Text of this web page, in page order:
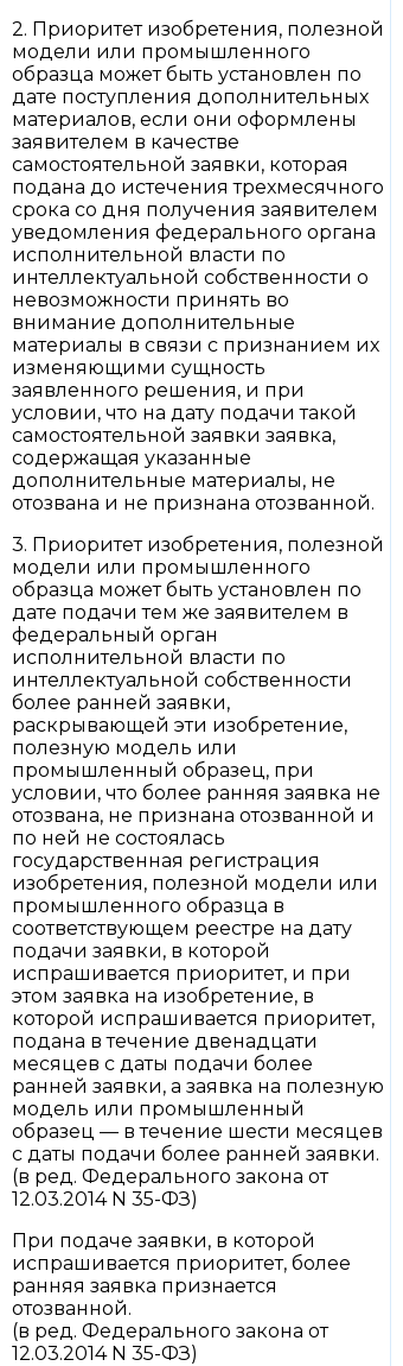
2. Приоритет изобретения, полезной
модели или промышленного
образца может быть установлен по
дате поступления дополнительных
материалов, если они оформлены
заявителем в качестве
самостоятельной заявки, которая
подана до истечения трехмесячного
срока со дня получения заявителем
уведомления федерального органа
исполнительной власти по
интеллектуальной собственности о
невозможности принять во
внимание дополнительные
материалы в связи с признанием их
изменяющими сущность
заявленного решения, и при
условии, что на дату подачи такой
самостоятельной заявки заявка,
содержащая указанные
дополнительные материалы, не
отозвана и не признана отозванной.
3. Приоритет изобретения, полезной
модели или промышленного
образца может быть установлен по
дате подачи тем же заявителем в
федеральный орган
исполнительной власти по
интеллектуальной собственности
более ранней заявки,
раскрывающей эти изобретение,
полезную модель или
промышленный образец, при
условии, что более ранняя заявка не
отозвана, не признана отозванной и
по ней не состоялась
государственная регистрация
изобретения, полезной модели или
промышленного образца в
соответствующем реестре на дату
подачи заявки, в которой
испрашивается приоритет, и при
этом заявка на изобретение, в
которой испрашивается приоритет,
подана в течение двенадцати
месяцев с даты подачи более
ранней заявки, а заявка на полезную
модель или промышленный
образец — в течение шести месяцев
с даты подачи более ранней заявки.
(в ред. Федерального закона от
12.03.2014 N 35-ФЗ)
При подаче заявки, в которой
испрашивается приоритет, более
ранняя заявка признается
отозванной.
(в ред. Федерального закона от
12.03.2014 N 35-ФЗ)